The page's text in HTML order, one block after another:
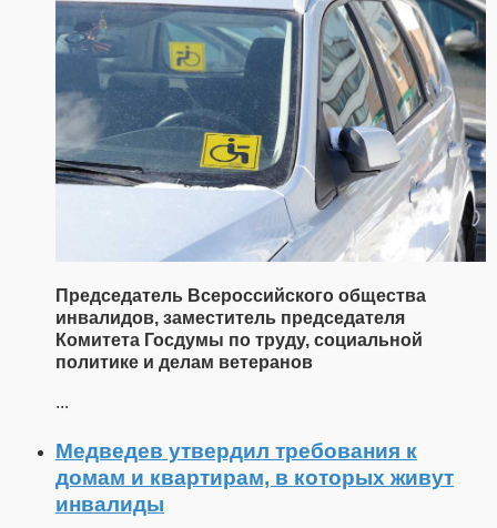
Председатель Всероссийского общества
инвалидов, заместитель председателя
Комитета Госдумы по труду, социальной
политике и делам ветеранов
...
Медведев утвердил требования к
домам и квартирам, в которых живут
инвалиды